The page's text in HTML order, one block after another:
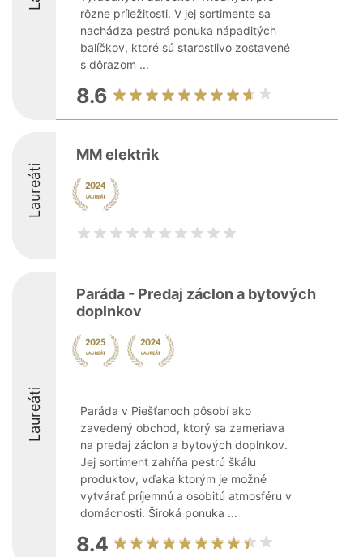
rôzne príležitosti. V jej sortimente sa
nachádza pestrá ponuka nápaditých
balíčkov, ktoré sú starostlivo zostavené
s dôrazom ...
8.6
Laureáti
MM elektrik
Laureáti
Paráda - Predaj záclon a bytových
doplnkov
Paráda v Piešťanoch pôsobí ako
zavedený obchod, ktorý sa zameriava
na predaj záclon a bytových doplnkov.
Jej sortiment zahŕňa pestrú škálu
produktov, vďaka ktorým je možné
vytvárať príjemnú a osobitú atmosféru v
domácnosti. Široká ponuka ...
8.4